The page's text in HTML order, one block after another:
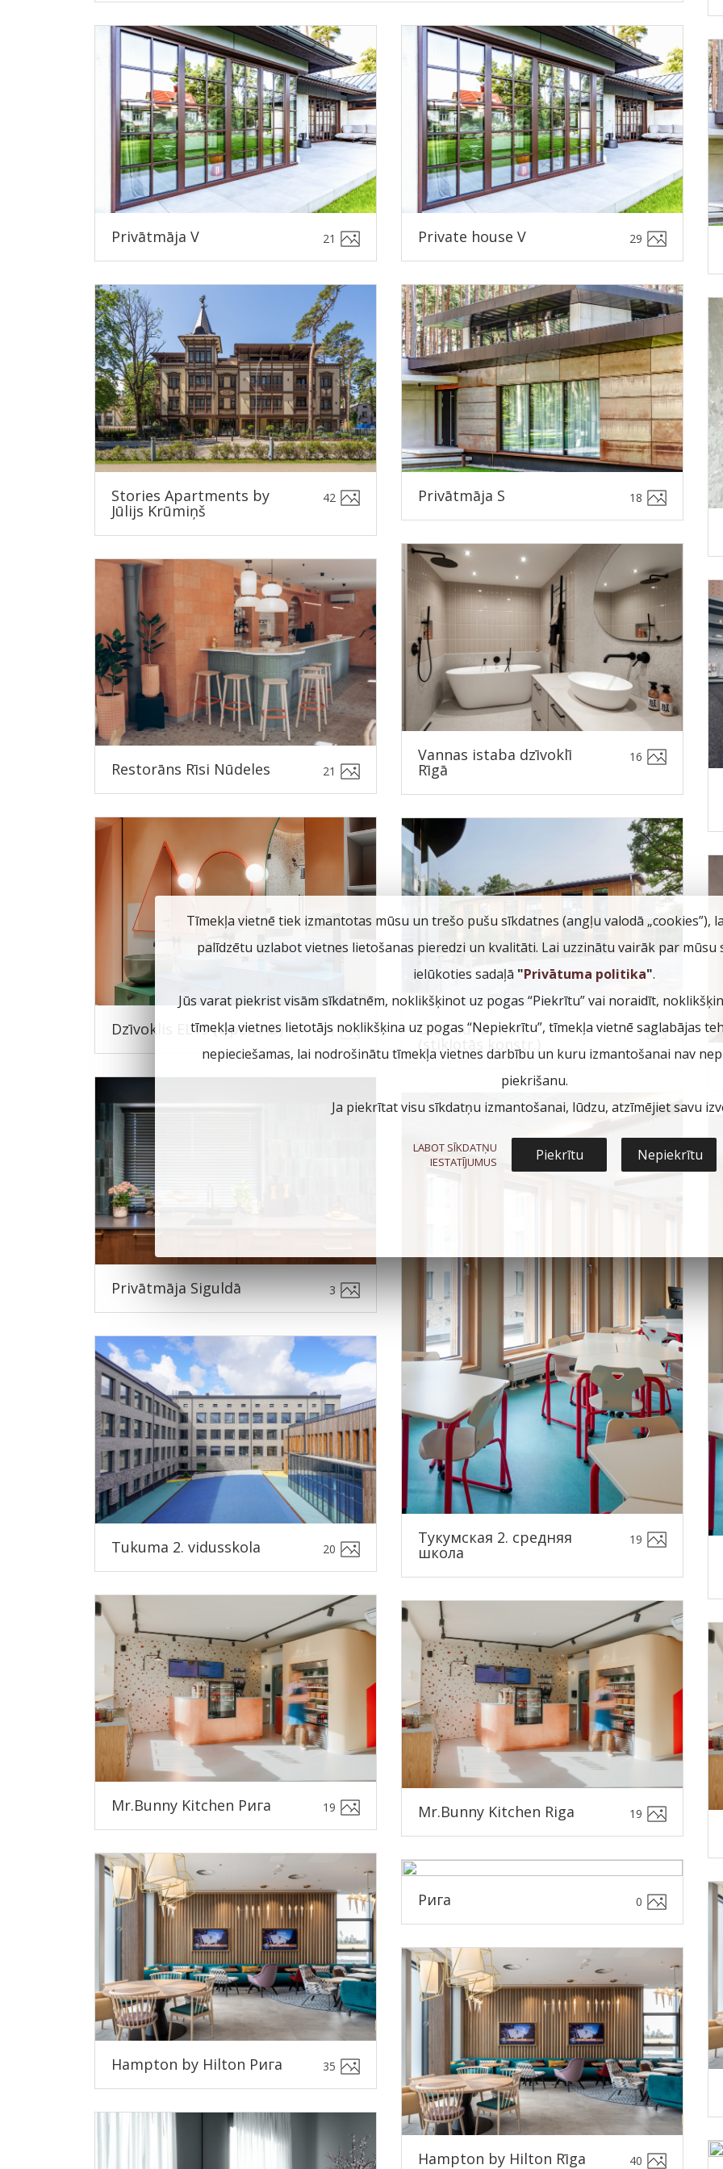
Private house V 29
Privātmāja V 21
Privātmāja S 18
Stories Apartments by
Jūlijs Krūmiņš
42
Vannas istaba dzīvoklī
Rīgā
16
Restorāns Rīsi Nūdeles 21
Dzīvoklis EL19 (Open AD) 11 Ola Foundation
(stiklotās konstr.)
3
Privātmāja Siguldā 3
Тукумская 2. средняя
школа
19
Tukuma 2. vidusskola 20
Mr.Bunny Kitchen Рига 19 Mr.Bunny Kitchen Riga 19
Hampton by Hilton Рига 35
Рига 0
Hampton by Hilton Rīga 40
Tīmekļa vietnē tiek izmantotas mūsu un trešo pušu sīkdatnes (angļu valodā „cookies”),
palīdzētu uzlabot vietnes lietošanas pieredzi un kvalitāti. Lai uzzinātu vairāk par
ielūkoties sadaļā "Privātuma politika".
Jūs varat piekrist visām sīkdatnēm, noklikšķinot uz pogas “Piekrītu” vai noraidīt,
tīmekļa vietnes lietotājs noklikšķina uz pogas “Nepiekrītu”, tīmekļa vietnē saglabājas
nepieciešamas, lai nodrošinātu tīmekļa vietnes darbību un kuru izmantošanai nav
piekrišanu.
Ja piekrītat visu sīkdatņu izmantošanai, lūdzu, atzīmējiet savu
LABOT SĪKDATŅU
IESTATĪJUMUS
Piekrītu Nepiekrītu